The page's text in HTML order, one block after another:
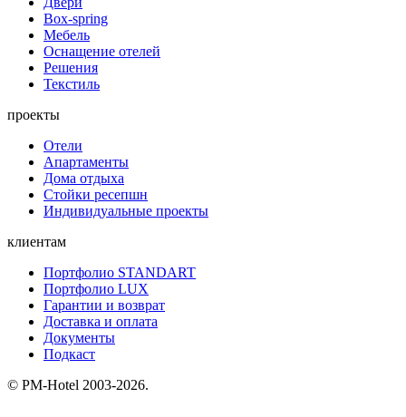
Box-spring
Мебель
Оснащение отелей
Решения
Текстиль
проекты
Отели
Апартаменты
Дома отдыха
Стойки ресепшн
Индивидуальные проекты
клиентам
Портфолио STANDART
Портфолио LUX
Гарантии и возврат
Доставка и оплата
Документы
Подкаст
© PM-Hotel 2003-2026.